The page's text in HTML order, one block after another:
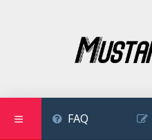
FAQ